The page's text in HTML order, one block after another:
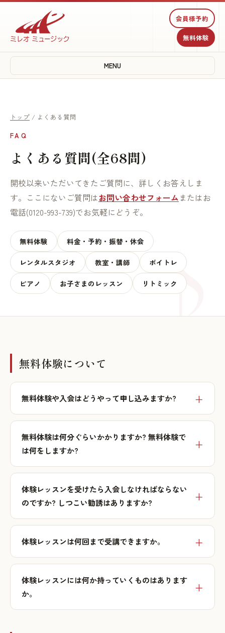
会員様予約
無料体験
MENU
トップ / よくある質問
FAQ
よくある質問(全68問)
開校以来いただいてきたご質問に、詳しくお答えしま
す。ここにないご質問はお問い合わせフォームまたはお
電話(0120-993-739)でお気軽にどうぞ。
無料体験 料金・予約・振替・休会
レンタルスタジオ 教室・講師 ボイトレ
ピアノ お子さまのレッスン リトミック
無料体験について
無料体験や入会はどうやって申し込みますか?
無料体験は何分ぐらいかかりますか? 無料体験で
は何をしますか?
体験レッスンを受けたら入会しなければならない
のですか? しつこい勧誘はありますか?
体験レッスンは何回まで受講できますか。
体験レッスンには何か持っていくものはあります
か。